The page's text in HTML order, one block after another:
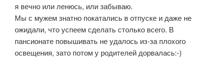
я вечно или ленюсь, или забываю.
Мы с мужем знатно покатались в отпуске и даже не
ожидали, что успеем сделать столько всего. В
пансионате повышивать не удалось из-за плохого
освещения, зато потом у родителей дорвалась:-)